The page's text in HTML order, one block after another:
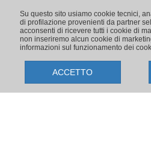
Su questo sito usiamo cookie tecnici,
di profilazione provenienti da partner
acconsenti di ricevere tutti i cookie di
non inseriremo alcun cookie di
informazioni sul funzionamento dei
ACCETTO